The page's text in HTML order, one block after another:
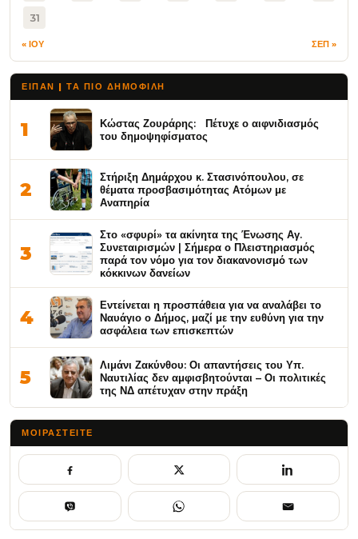
31
« ΙΟΥ ΣΕΠ »
ΕΙΠΑΝ | ΤΑ ΠΙΟ ΔΗΜΟΦΙΛΉ
1
Κώστας Ζουράρης: Πέτυχε ο αιφνιδιασμός
του δημοψηφίσματος
2
Στήριξη Δημάρχου κ. Στασινόπουλου, σε
θέματα προσβασιμότητας Ατόμων με
Αναπηρία
3
Στο «σφυρί» τα ακίνητα της Ένωσης Αγ.
Συνεταιρισμών | Σήμερα ο Πλειστηριασμός
παρά τον νόμο για τον διακανονισμό των
κόκκινων δανείων
4
Εντείνεται η προσπάθεια για να αναλάβει το
Ναυάγιο ο Δήμος, μαζί με την ευθύνη για την
ασφάλεια των επισκεπτών
5
Λιμάνι Ζακύνθου: Οι απαντήσεις του Υπ.
Ναυτιλίας δεν αμφισβητούνται – Οι πολιτικές
της ΝΔ απέτυχαν στην πράξη
ΜΟΙΡΑΣΤΕΊΤΕ